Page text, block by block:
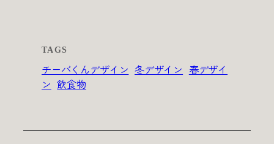
TAGS
チーバくんデザイン 冬デザイン 春デザイ
ン 飲食物